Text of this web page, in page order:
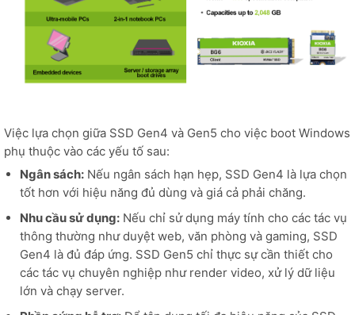
Việc lựa chọn giữa SSD Gen4 và Gen5 cho việc boot Windows
phụ thuộc vào các yếu tố sau:
Ngân sách:Nếu ngân sách hạn hẹp, SSD Gen4 là lựa chọn
tốt hơn với hiệu năng đủ dùng và giá cả phải chăng.
Nhu cầu sử dụng:Nếu chỉ sử dụng máy tính cho các tác vụ
thông thường như duyệt web, văn phòng và gaming, SSD
Gen4 là đủ đáp ứng. SSD Gen5 chỉ thực sự cần thiết cho
các tác vụ chuyên nghiệp như render video, xử lý dữ liệu
lớn và chạy server.